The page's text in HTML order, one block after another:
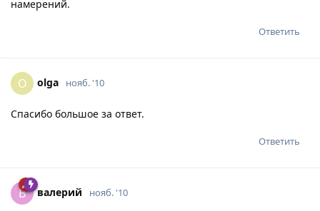
намерений.
Ответить
O olga нояб. '10
Спасибо большое за ответ.
Ответить
В вaлepий нояб. '10